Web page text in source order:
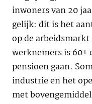
inwoners van 20
gelijk: dit is het
op de arbeidsmarkt
werknemers is 60+
pensioen gaan.
industrie en het
met